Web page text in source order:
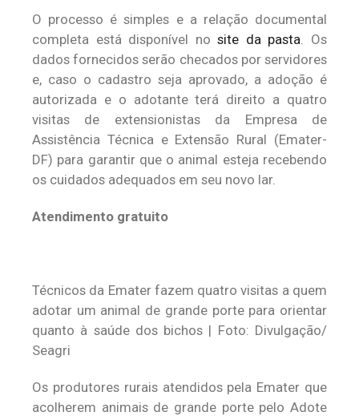
O processo é simples e a relação documental
completa está disponível nosite da pasta. Os
dados fornecidos serão checados por servidores
e, caso o cadastro seja aprovado, a adoção é
autorizada e o adotante terá direito a quatro
visitas de extensionistas da Empresa de
Assistência Técnica e Extensão Rural (Emater-
DF) para garantir que o animal esteja recebendo
os cuidados adequados em seu novo lar.
Atendimento gratuito
Técnicos da Emater fazem quatro visitas a quem
adotar um animal de grande porte para orientar
quanto à saúde dos bichos | Foto: Divulgação/
Seagri
Os produtores rurais atendidos pela Emater que
acolherem animais de grande porte pelo Adote